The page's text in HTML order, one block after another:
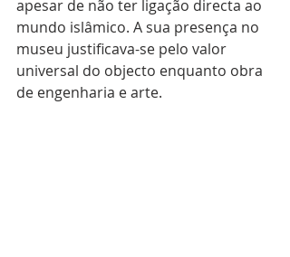
apesar de não ter ligação directa ao
mundo islâmico. A sua presença no
museu justificava-se pelo valor
universal do objecto enquanto obra
de engenharia e arte.